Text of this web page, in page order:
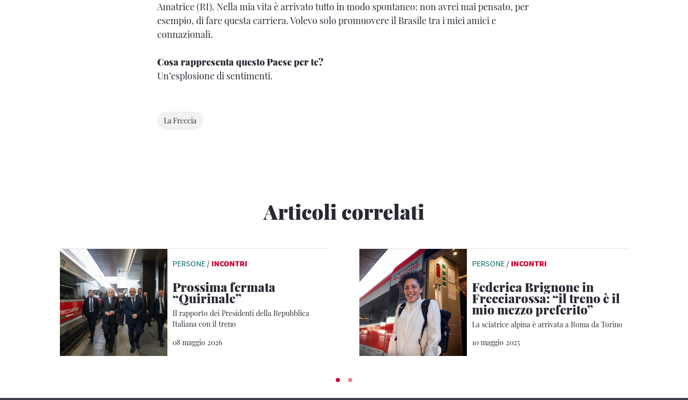
Amatrice (RI). Nella mia vita è arrivato tutto in modo spontaneo: non avrei mai pensato, per
esempio, di fare questa carriera. Volevo solo promuovere il Brasile tra i miei amici e
connazionali.
Cosa rappresenta questo Paese per te?
Un’esplosione di sentimenti.
La Freccia
Articoli correlati
PERSONE / INCONTRI
Prossima fermata
“Quirinale”
Il rapporto dei Presidenti della Repubblica
Italiana con il treno
08 maggio 2026
PERSONE / INCONTRI
Federica Brignone in
Frecciarossa: “il treno è il
mio mezzo preferito”
La sciatrice alpina è arrivata a Roma da Torino
10 maggio 2025